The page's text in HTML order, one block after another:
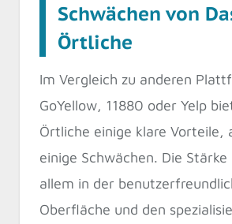
Schwächen von
Örtliche
Im Vergleich zu anderen
GoYellow, 11880 oder Yelp
Örtliche einige klare Vorteile,
einige Schwächen. Die
allem in der
Oberfläche und den